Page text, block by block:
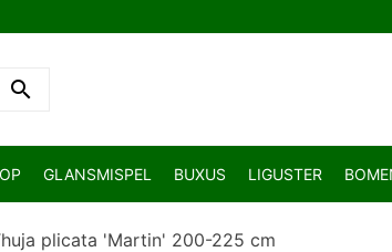

GLANSMISPEL BUXUS LIGUSTER
plicata 'Martin' 200-225 cm